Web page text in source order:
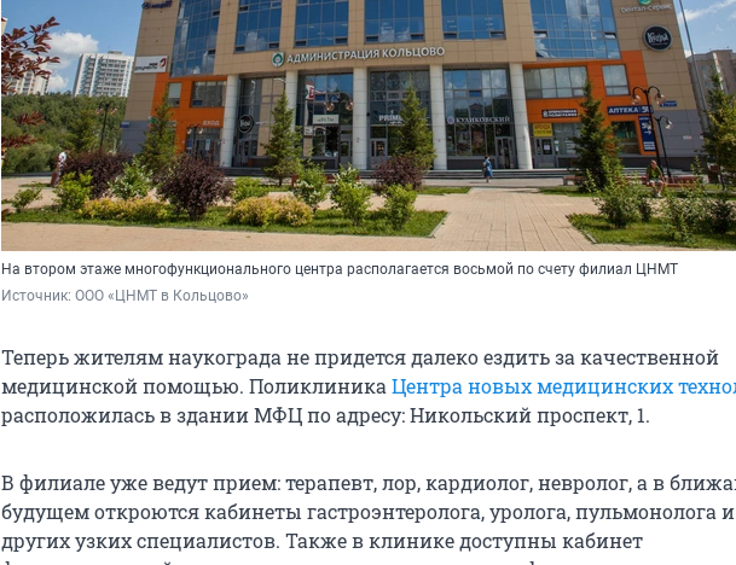
На втором этаже многофункционального центра располагается восьмой по счету филиал ЦНМТ
Источник: ООО «ЦНМТ в Кольцово»
Теперь жителям наукограда не придется далеко ездить за качественной
медицинской помощью. Поликлиника Центра новых медицинских
расположилась в здании МФЦ по адресу: Никольский проспект, 1.
В филиале уже ведут прием: терапевт, лор, кардиолог, невролог, а в
будущем откроются кабинеты гастроэнтеролога, уролога, пульмонолога и
других узких специалистов. Также в клинике доступны кабинет